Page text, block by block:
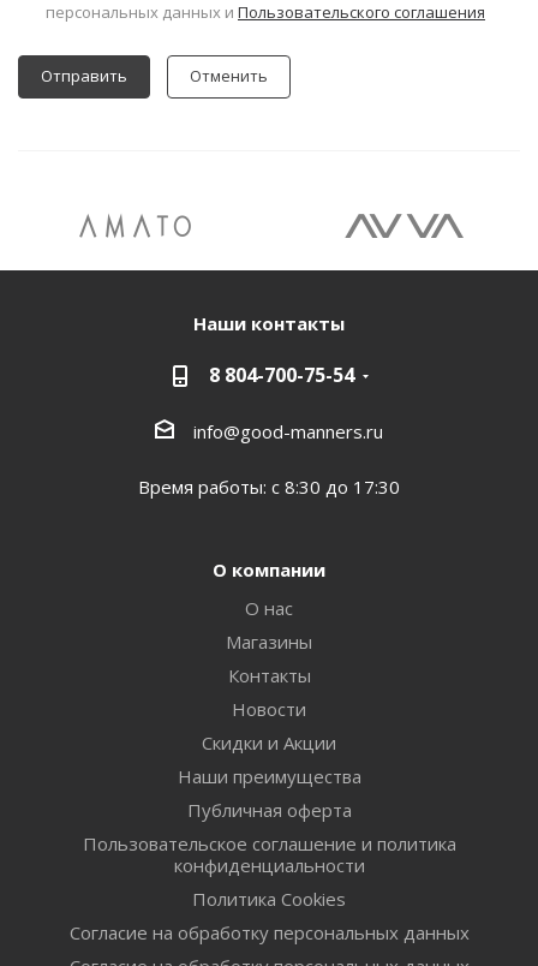
персональных данных и Пользовательского соглашения
Отменить
Наши контакты
8 804-700-75-54
info@good-manners.ru
Время работы: с 8:30 до 17:30
О компании
О нас
Магазины
Контакты
Новости
Скидки и Акции
Наши преимущества
Публичная оферта
Пользовательское соглашение и политика
конфиденциальности
Политика Cookies
Согласие на обработку персональных данных